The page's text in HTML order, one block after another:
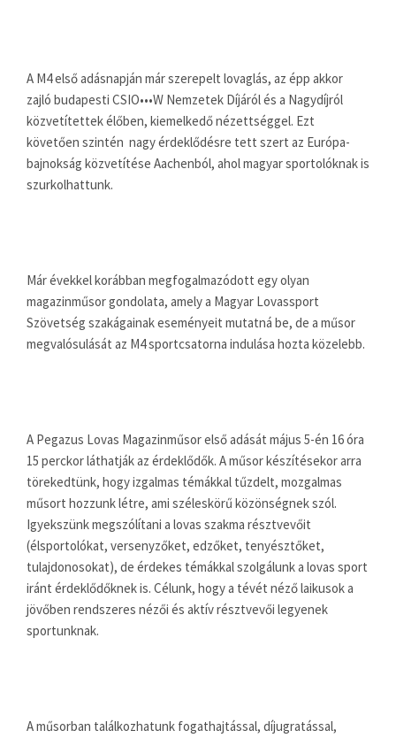
A M4 első adásnapján már szerepelt lovaglás, az épp akkor
zajló budapesti CSIO•••W Nemzetek Díjáról és a Nagydíjról
közvetítettek élőben, kiemelkedő nézettséggel. Ezt
követően szintén nagy érdeklődésre tett szert az Európa-
bajnokság közvetítése Aachenból, ahol magyar sportolóknak is
szurkolhattunk.
Már évekkel korábban megfogalmazódott egy olyan
magazinműsor gondolata, amely a Magyar Lovassport
Szövetség szakágainak eseményeit mutatná be, de a műsor
megvalósulását az M4 sportcsatorna indulása hozta közelebb.
A Pegazus Lovas Magazinműsor első adását május 5-én 16 óra
15 perckor láthatják az érdeklődők. A műsor készítésekor arra
törekedtünk, hogy izgalmas témákkal tűzdelt, mozgalmas
műsort hozzunk létre, ami széleskörű közönségnek szól.
Igyekszünk megszólítani a lovas szakma résztvevőit
(élsportolókat, versenyzőket, edzőket, tenyésztőket,
tulajdonosokat), de érdekes témákkal szolgálunk a lovas sport
iránt érdeklődőknek is. Célunk, hogy a tévét néző laikusok a
jövőben rendszeres nézői és aktív résztvevői legyenek
sportunknak.
A műsorban találkozhatunk fogathajtással, díjugratással,